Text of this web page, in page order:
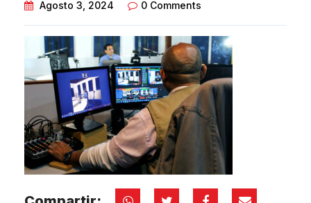
Agosto 3, 2024
0 Comments